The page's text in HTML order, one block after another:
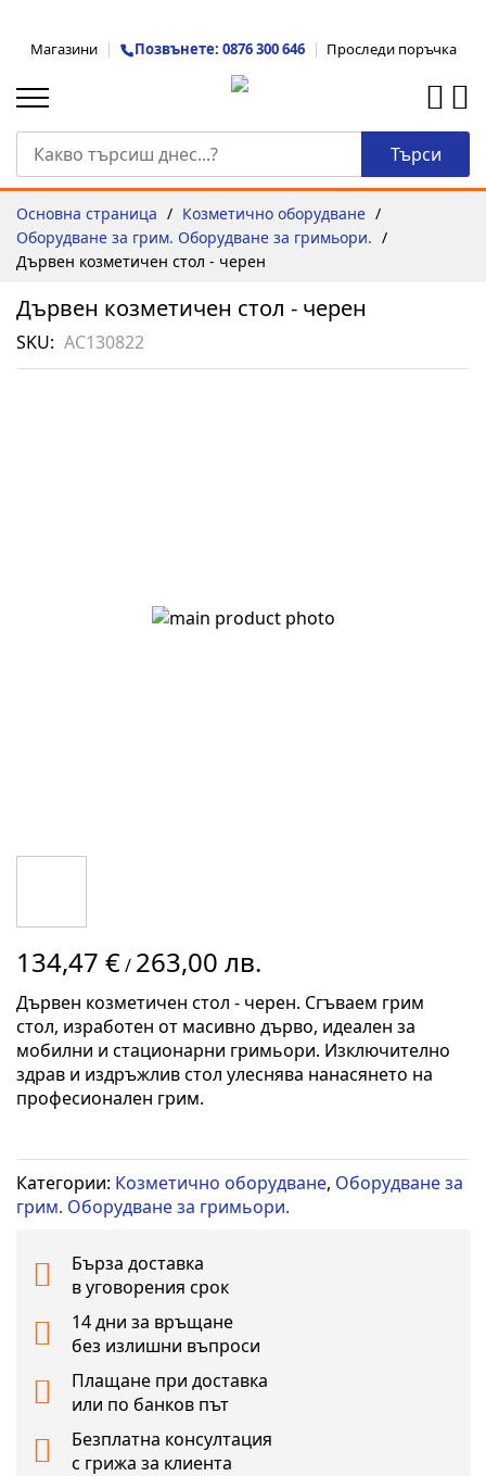
към
съдържанието
Магазини Позвънете: 0876 300 646 Проследи поръчка
Търси
Основна страница
Козметично оборудване
Оборудване за грим. Оборудване за гримьори.
Дървен козметичен стол - черен
Дървен козметичен стол - черен
SKU AC130822
към
на
галерия
със
снимки
134,47 €/ 263,00 лв.
Дървен козметичен стол - черен. Сгъваем грим
стол, изработен от масивно дърво, идеален за
мобилни и стационарни гримьори. Изключително
здрав и издръжлив стол улеснява нанасянето на
професионален грим.
Категории: Козметично оборудване, Оборудване за
грим. Оборудване за гримьори.
Бърза доставка
в уговорения срок
14 дни за връщане
без излишни въпроси
Плащане при доставка
или по банков път
Безплатна консултация
с грижа за клиента